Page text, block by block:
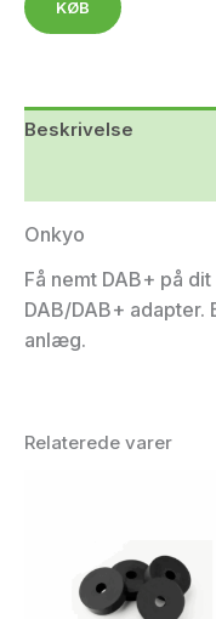
KØB
Beskrivelse
Onkyo
Få nemt DAB+ på
DAB/DAB+
anlæg.
Relaterede varer